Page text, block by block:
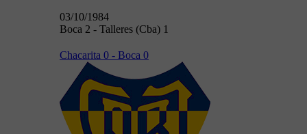
03/10/1984
Boca 2 - Talleres (Cba) 1
Chacarita 0 - Boca 0